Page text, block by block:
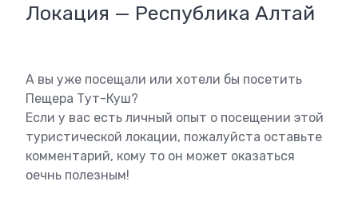
Локация — Республика Алтай
А вы уже посещали или хотели бы посетить
Пещера Тут-Куш?
Если у вас есть личный опыт о посещении этой
туристической локации, пожалуйста оставьте
комментарий, кому то он может оказаться
оечнь полезным!